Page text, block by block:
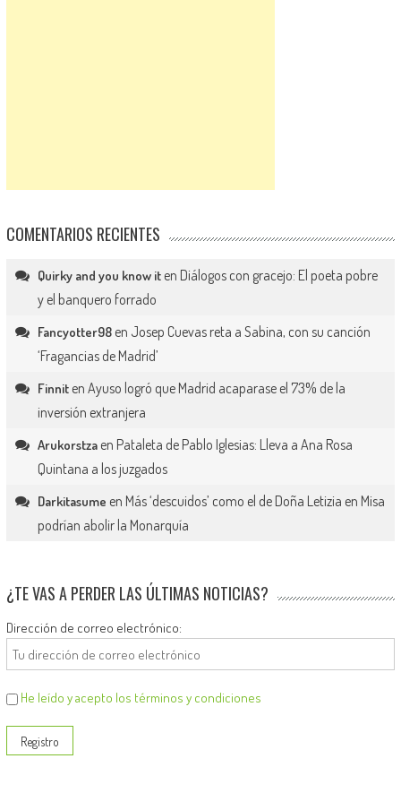
COMENTARIOS RECIENTES
Quirky and you know iten Diálogos con gracejo: El poeta pobre
y el banquero forrado
Fancyotter98en Josep Cuevas reta a Sabina, con su canción
‘Fragancias de Madrid’
Finniten Ayuso logró que Madrid acaparase el 73% de la
inversión extranjera
Arukorstzaen Pataleta de Pablo Iglesias: Lleva a Ana Rosa
Quintana a los juzgados
Darkitasume en Más ‘descuidos’ como el de Doña Letizia en Misa
podrían abolir la Monarquía
¿TE VAS A PERDER LAS ÚLTIMAS NOTICIAS?
Dirección de correo electrónico:
He leído y acepto los términos y condiciones